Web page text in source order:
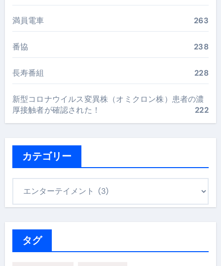
満員電車 263
番協 238
長寿番組 228
新型コロナウイルス変異株（オミクロン株）患者の濃
厚接触者が確認された！
222
カテゴリー
タグ